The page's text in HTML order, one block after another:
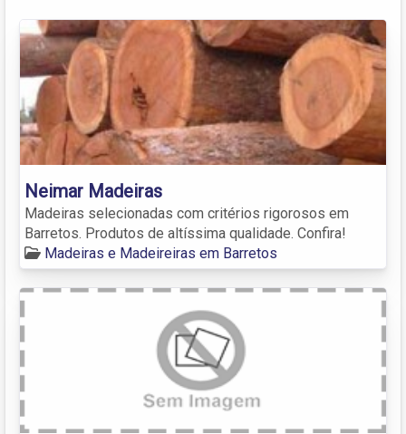
Neimar Madeiras
Madeiras selecionadas com critérios rigorosos em
Barretos. Produtos de altíssima qualidade. Confira!
Madeiras e Madeireiras em Barretos